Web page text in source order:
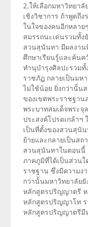
2.ให้เลือกมหาวิทยา
เชิงวิชาการ ถ้าพูดถึ
ในใจของคนอีกหลา
สมรรถนะเด่นรวมทั้ง
สวนสุนันทา มีผลงาน
ศึกษาเรียนรู้และค้นค
ทำนุบำรุงศิลปะรวม
ราชภัฏ กลายเป็นมห
ไม่ใช้น้อย ยิ่งกว่านั้น
ของเขตพระราชฐา
พระบาทสมเด็จพระจุ
ประสงค์โปรดเกล้า
เป็นที่ตั้งของสวนสุนั
ย้ายและกลายเป็นส
สวนสุนันทาในตอนนี้
ภาคภูมิที่ได้เป็นส่วน
ราชฐาน ซึ่งมีความง
กว่านั้นมหาวิทยาลัยยั
หลักสูตรปริญญาตรี
หลักสูตรปริญญาโท
หลักสูตรปริญญาตรีมี